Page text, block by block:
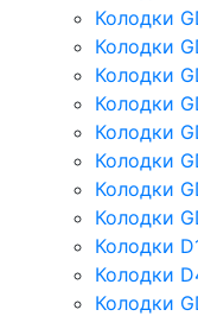
Колодки
Колодки
Колодки
Колодки
Колодки
Колодки
Колодки
Колодки
Колодки
Колодки
Колодки